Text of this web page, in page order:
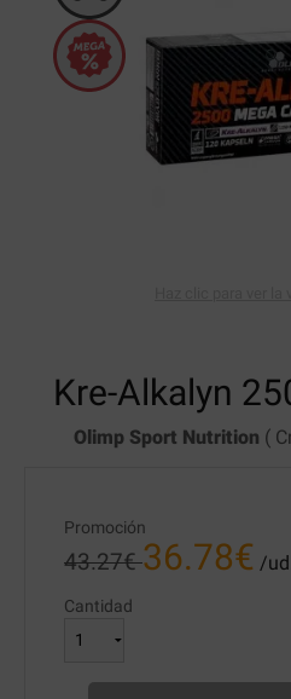
Kre-Alkalyn
Olimp Sport Nutrition (
Promoción
43.27€ 36.78€ /
Cantidad